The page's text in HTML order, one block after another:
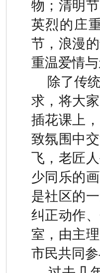
物；清明
英烈的庄
节，浪漫
重温爱情
除了传
求，将大
插花课上
致氛围中
飞，老匠
少同乐的
是社区的
纠正动作
室，由主
市民共同